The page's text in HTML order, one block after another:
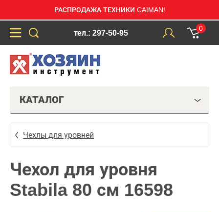
РАСПРОДАЖА ТЕХНИКИ CAIMAN!
тел.: 297-50-95
0
КАТАЛОГ
Чехлы для уровней
Чехол для уровня
Stabila 80 см 16598